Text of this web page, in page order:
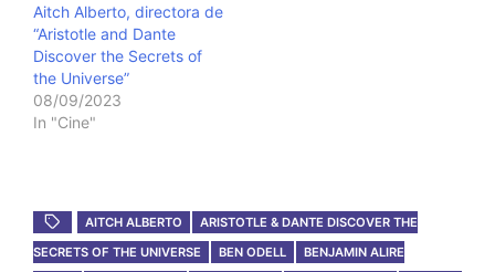
Aitch Alberto, directora de
“Aristotle and Dante
Discover the Secrets of
the Universe”
08/09/2023
In "Cine"
AITCH ALBERTO
ARISTOTLE & DANTE DISCOVER THE
SECRETS OF THE UNIVERSE
BEN ODELL
BENJAMIN ALIRE